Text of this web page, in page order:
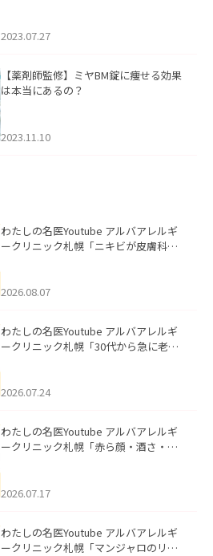
2023.07.27
【薬剤師監修】ミヤBM錠に痩せる効果
は本当にあるの？
2023.11.10
わたしの名医Youtube アルバアレルギ
ークリニック札幌「ニキビが皮膚科で
ました。
2026.08.07
わたしの名医Youtube アルバアレルギ
ークリニック札幌「30代から急に老け
た。
2026.07.24
わたしの名医Youtube アルバアレルギ
ークリニック札幌「赤ら顔・酒さ・ニ
した。
2026.07.17
わたしの名医Youtube アルバアレルギ
ークリニック札幌「マンジャロのリア